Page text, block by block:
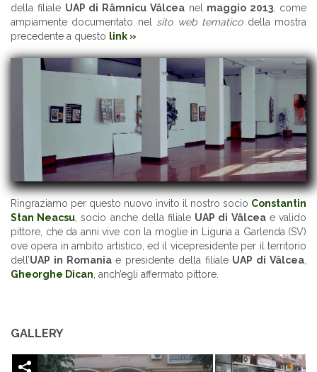
della filiale UAP di Râmnicu Vâlceanel maggio 2013 , come
ampiamente documentato nel sito web tematicodella mostra
precedente a questo link »
Ringraziamo per questo nuovo invito il nostro socio Constantin
Stan Neacsu , socio anche della filiale UAP di Vâlceae valido
pittore, che da anni vive con la moglie in Liguria a Garlenda (SV)
ove opera in ambito artistico, ed il vicepresidente per il territorio
dell’UAP in Romaniae presidente della filiale UAP di Vâlcea
Gheorghe Dican , anch’egli affermato pittore.
GALLERY